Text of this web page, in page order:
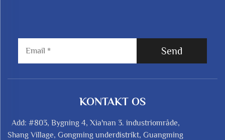
Send
KONTAKT OS
Add: #803, Bygning 4, Xia'nan 3. industriområde,
Shang Village, Gongming underdistrikt, Guangming